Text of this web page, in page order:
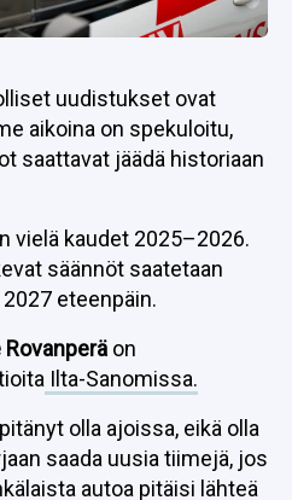
uudistukset ovat
aikoina on spekuloitu,
saattavat jäädä historiaan
vielä kaudet 2025–2026.
säännöt saatetaan
eteenpäin.
Rovanperä on
Ilta-Sanomissa.
olla ajoissa, eikä olla
saada uusia tiimejä, jos
autoa pitäisi lähteä